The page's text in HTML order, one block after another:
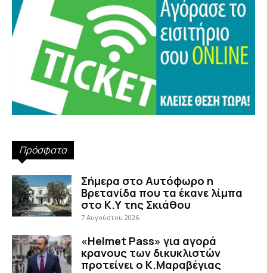
Πρόσφατα
Σήμερα στο Αυτόφωρο η
Βρετανίδα που τα έκανε λίμπα
στο Κ.Υ της Σκιάθου
7 Αυγούστου 2026
«Helmet Pass» για αγορά
κρανους των δικυκλιστών
προτείνει ο Κ.Μαραβέγιας